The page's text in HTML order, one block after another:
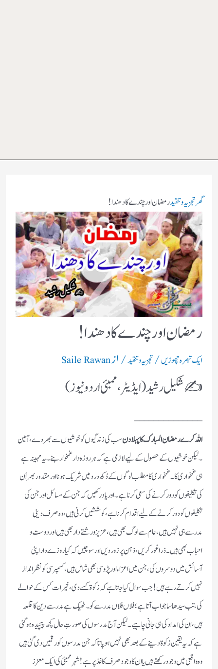
گھرتجزیہ و تنقیدرمضان اور چندے کا دھندا !
رمضان اور چندے کا دھندا !
ایک تبصرہ چھوڑیں/تجزیہ و تنقید/ ازSaile Rawan
✍️ شکیل رشید ( ایڈیٹر ، ممبئی اردو نیوز )
اللہ کرے رمضان المبارک کا پہلا دنسب کی زندگیوں کو خوشیوں سے بھر دے ، آمین
۔ لیکن خوشیوں کے حصول کے لیے لازمی ہے کہ ہر روزہ دار غمخوار بنے ۔ یہ مہینہ ہے
ہی غمخواری کا ۔ غمخواری کا مطلب لوگوں کے دُکھ درد میں شریک ہونا اور مقدور بھر اُن
کی تکلیفوں کو دور کرنے کی سعی کرنا ہے ۔ اور یاد رکھیں کہ جن کے مسائل اور جن کی
تکلیفوں کو دور کرنے کے لیے اقدام کرنا ہے ، کوششیں کرنی ہیں ، وہ صرف دینی
مدرسے ہی نہیں ہیں ، عام سے لوگ بھی ہیں ، عزیز و رشتے دار بھی ہیں اور دوست و
احباب بھی ہیں ۔ ذرا غور کریں ، ذہن پر زور دیں اور سوچیں کہ کیا روزے دار اپنی
آسائش میں دوسروں کی ، جن میں اعزاء اور پڑوسی بھی شامل ہیں ، کسمپرسی کو نظر انداز
نہیں کرتے رہے ہیں ! جب سوال کیا جاتا ہے کہ زکوۃ کسے دی ، خیرات کس کے حوالے
کی ، تب سیدھا سا جواب آتا ہے ؛ فلاں فلاں مدرسے کو ۔ ٹھیک ہے مدرسے دین کا قلعہ
ہیں ، ان کی امداد کی ہی جانی چاہیے ۔ لیکن آج مدرسوں کی صورتِ حال کچھ پیچیدہ ہو گئی
ہے کہ یہ یقین زکوۃ دینے کے بعد بھی نہیں ہو پاتا کہ جن مدرسوں کو رقمیں دی گئی ہیں
وہ واقعی میں وجود رکھتے ہیں یا ان کا وجود صرف کاغذ پر ہے ! شہر ممبئی کی ایک معزز